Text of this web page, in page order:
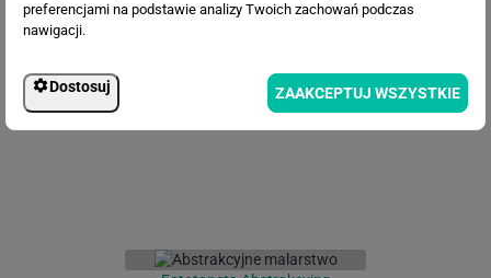
Fototapeta Las we mgle
preferencjami na podstawie analizy Twoich zachowań podczas
nawigacji.
Dostosuj ZAAKCEPTUJ WSZYSTKIE